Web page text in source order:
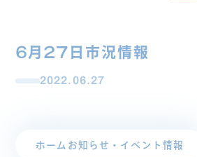
6月27日市況情報
2022.06.27
ホーム お知らせ・イベント情報